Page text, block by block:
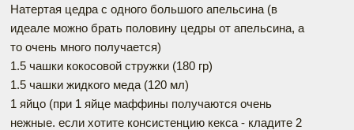
Натертая цедра с одного большого апельсина (в
идеале можно брать половину цедры от апельсина, а
то очень много получается)
1.5 чашки кокосовой стружки (180 гр)
1.5 чашки жидкого меда (120 мл)
1 яйцо (при 1 яйце маффины получаются очень
нежные. если хотите консистенцию кекса - кладите 2